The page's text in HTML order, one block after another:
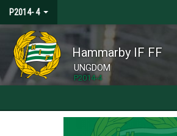
P2014- 4
Hammarby IF FF
UNGDOM
P2014-4